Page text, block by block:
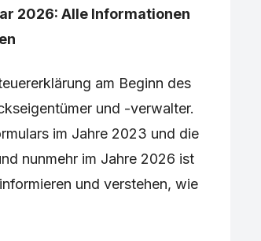
2026: Alle Informationen
am Beginn des
und -verwalter.
im Jahre 2023 und die
nunmehr im Jahre 2026 ist
und verstehen, wie